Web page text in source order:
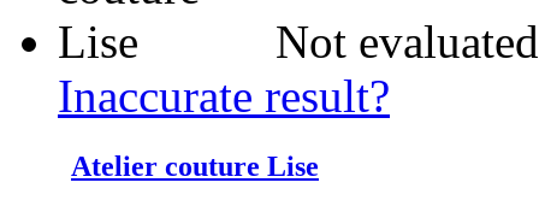
Not
Inaccurate result?
Atelier couture Lise